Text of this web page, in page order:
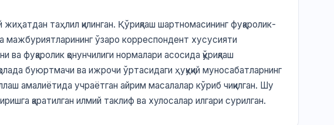
таҳлил қилинган. Қўриқлаш шартномасининг фуқаролик-
мажбуриятларининг ўзаро корреспондент хусусияти
фуқаролик қонунчилиги нормалари асосида қўриқлаш
буюртмачи ва ижрочи ўртасидаги ҳуқуқий муносабатларнинг
амалиётида учраётган айрим масалалар кўриб чиқилган. Шу
қаратилган илмий таклиф ва хулосалар илгари сурилган.